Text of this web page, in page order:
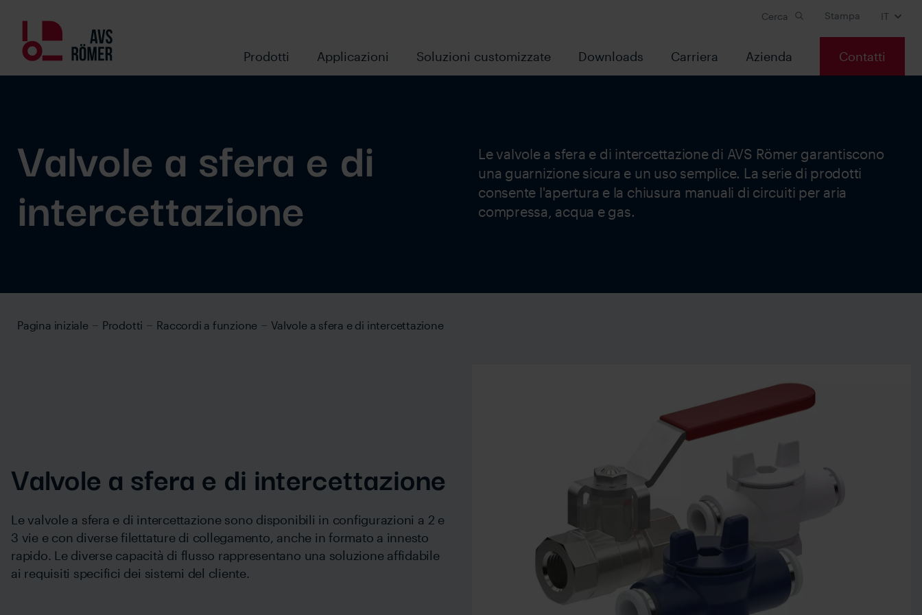
Cerca Stampa IT
Prodotti Applicazioni Soluzioni customizzate Downloads Carriera Azienda Contatti
Valvole a sfera e di
intercettazione
Le valvole a sfera e di intercettazione di AVS Römer garantiscono
una guarnizione sicura e un uso semplice. La serie di prodotti
consente l'apertura e la chiusura manuali di circuiti per aria
compressa, acqua e gas.
Pagina iniziale Prodotti Raccordi a funzione Valvole a sfera e di intercettazione
Valvole a sfera e di intercettazione
Le valvole a sfera e di intercettazione sono disponibili in configurazioni a 2 e
3 vie e con diverse filettature di collegamento, anche in formato a innesto
rapido. Le diverse capacità di flusso rappresentano una soluzione affidabile
ai requisiti specifici dei sistemi del cliente.